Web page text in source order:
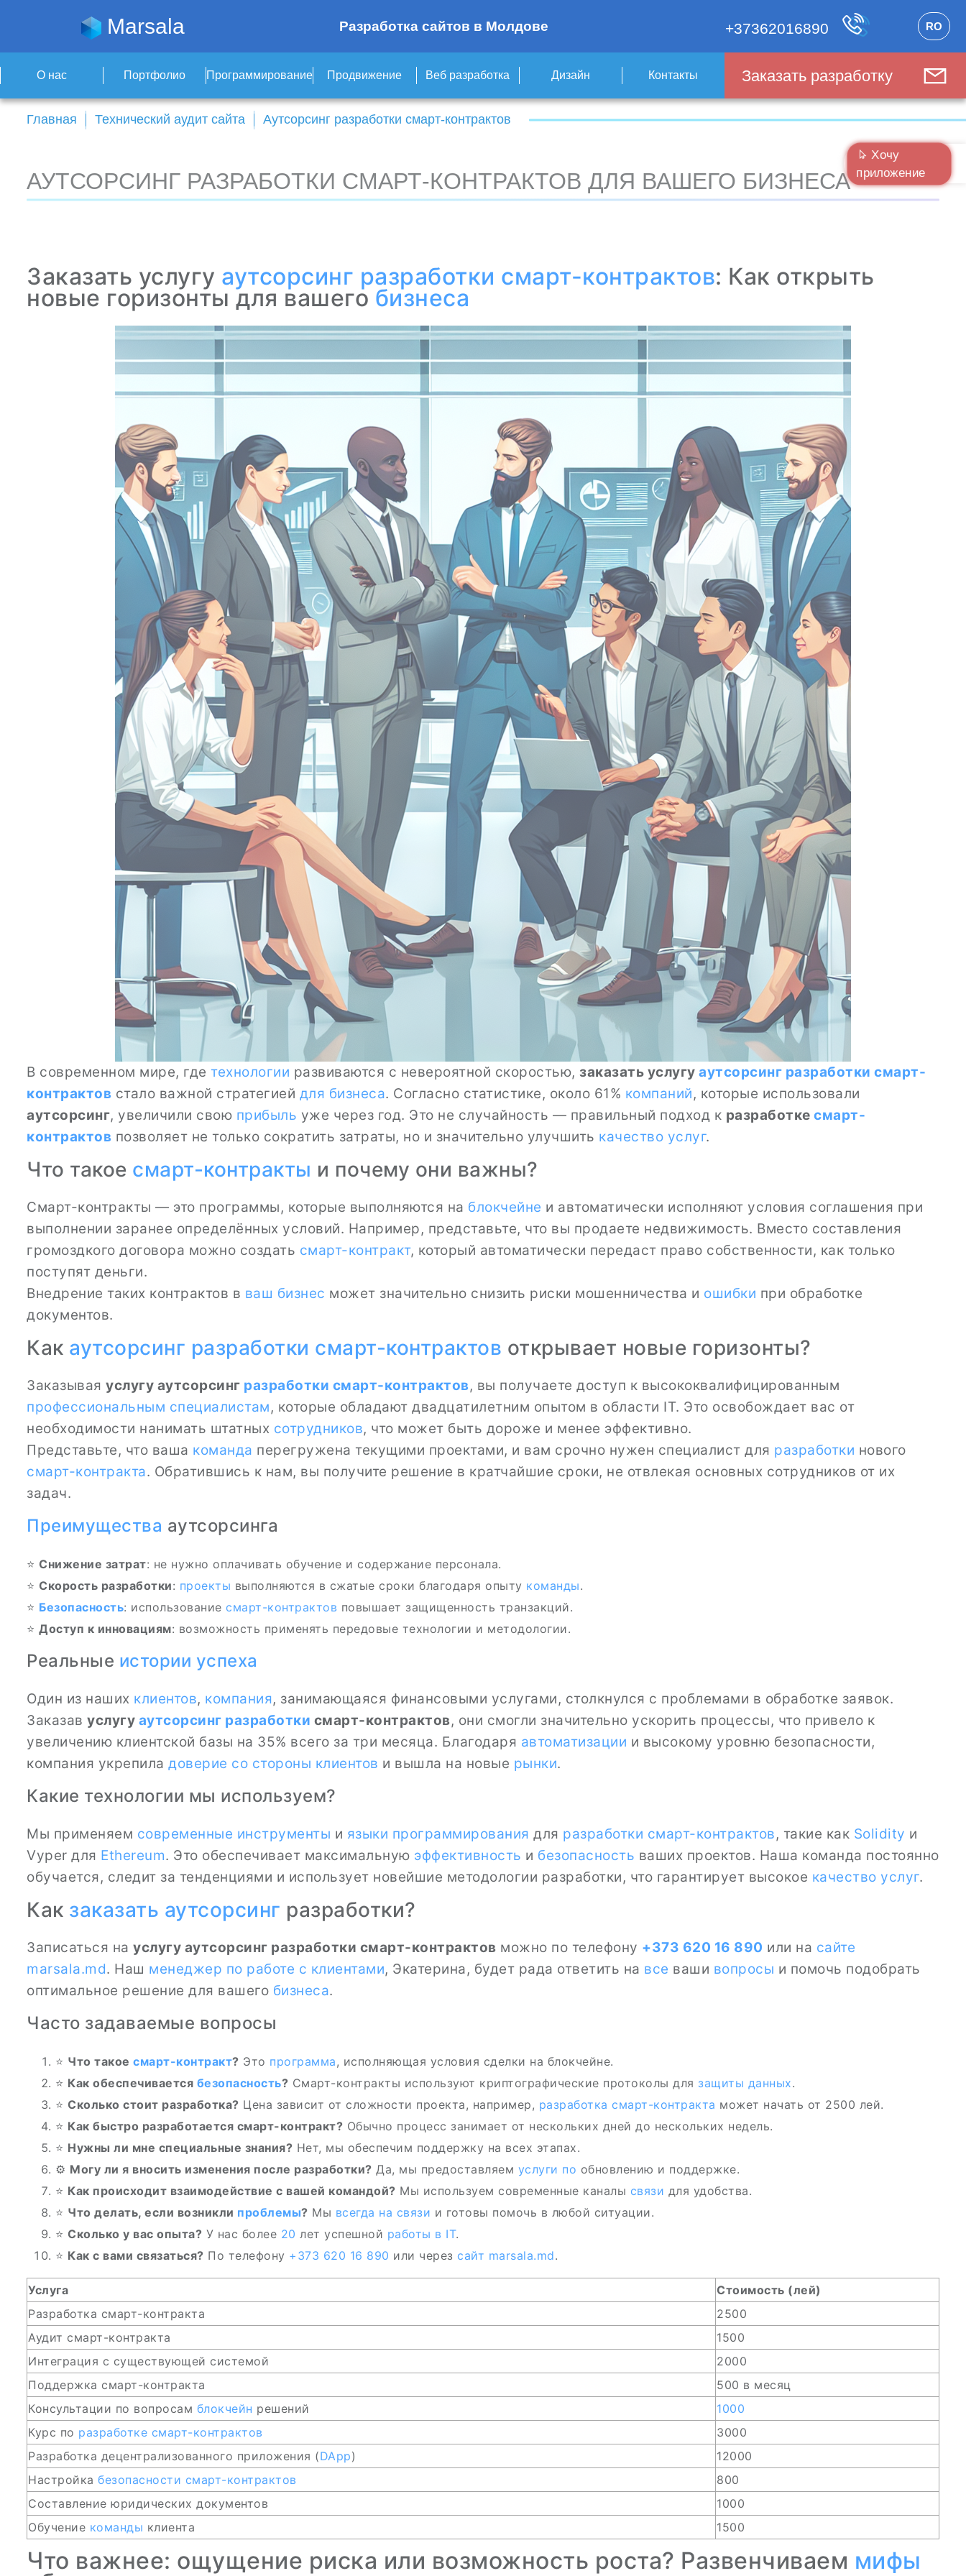
Marsala Разработка сайтов в Молдове +37362016890 RO
О нас Портфолио Программирование Продвижение Веб разработка Дизайн Контакты Заказать разработку
Главная Технический аудит сайта Аутсорсинг разработки смарт-контрактов
АУТСОРСИНГ РАЗРАБОТКИ СМАРТ-КОНТРАКТОВ ДЛЯ ВАШЕГО БИЗНЕСА
Заказать услугу аутсорсинг разработки смарт-контрактов: Как открыть
новые горизонты для вашего бизнеса
В современном мире, где технологии развиваются с невероятной скоростью, заказать услугу аутсорсинг разработки смарт-
контрактов стало важной стратегией для бизнеса. Согласно статистике, около 61% компаний, которые использовали
аутсорсинг, увеличили свою прибыль уже через год. Это не случайность — правильный подход к разработке смарт-
контрактов позволяет не только сократить затраты, но и значительно улучшить качество услуг.
Что такое смарт-контракты и почему они важны?
Смарт-контракты — это программы, которые выполняются на блокчейне и автоматически исполняют условия соглашения при
выполнении заранее определённых условий. Например, представьте, что вы продаете недвижимость. Вместо составления
громоздкого договора можно создать смарт-контракт, который автоматически передаст право собственности, как только
поступят деньги.
Внедрение таких контрактов в ваш бизнес может значительно снизить риски мошенничества и ошибки при обработке
документов.
Как аутсорсинг разработки смарт-контрактов открывает новые горизонты?
Заказывая услугу аутсорсинг разработки смарт-контрактов, вы получаете доступ к высококвалифицированным
профессиональным специалистам, которые обладают двадцатилетним опытом в области IT. Это освобождает вас от
необходимости нанимать штатных сотрудников, что может быть дороже и менее эффективно.
Представьте, что ваша команда перегружена текущими проектами, и вам срочно нужен специалист для разработки нового
смарт-контракта. Обратившись к нам, вы получите решение в кратчайшие сроки, не отвлекая основных сотрудников от их
задач.
Преимущества аутсорсинга
⭐ Снижение затрат: не нужно оплачивать обучение и содержание персонала.
⭐ Скорость разработки: проекты выполняются в сжатые сроки благодаря опыту команды.
⭐ Безопасность: использование смарт-контрактов повышает защищенность транзакций.
⭐ Доступ к инновациям: возможность применять передовые технологии и методологии.
Реальные истории успеха
Один из наших клиентов, компания, занимающаяся финансовыми услугами, столкнулся с проблемами в обработке заявок.
Заказав услугу аутсорсинг разработки смарт-контрактов, они смогли значительно ускорить процессы, что привело к
увеличению клиентской базы на 35% всего за три месяца. Благодаря автоматизации и высокому уровню безопасности,
компания укрепила доверие со стороны клиентов и вышла на новые рынки.
Какие технологии мы используем?
Мы применяем современные инструменты и языки программирования для разработки смарт-контрактов, такие как Solidity и
Vyper для Ethereum. Это обеспечивает максимальную эффективность и безопасность ваших проектов. Наша команда постоянно
обучается, следит за тенденциями и использует новейшие методологии разработки, что гарантирует высокое качество услуг.
Как заказать аутсорсинг разработки?
Записаться на услугу аутсорсинг разработки смарт-контрактов можно по телефону +373 620 16 890 или на сайте
marsala.md. Наш менеджер по работе с клиентами, Экатерина, будет рада ответить на все ваши вопросы и помочь подобрать
оптимальное решение для вашего бизнеса.
Часто задаваемые вопросы
⭐ Что такое смарт-контракт? Это программа, исполняющая условия сделки на блокчейне.
⭐️ Как обеспечивается безопасность? Смарт-контракты используют криптографические протоколы для защиты данных.
⭐ Сколько стоит разработка? Цена зависит от сложности проекта, например, разработка смарт-контракта может начать от 2500 лей.
⭐ Как быстро разработается смарт-контракт? Обычно процесс занимает от нескольких дней до нескольких недель.
⭐ Нужны ли мне специальные знания? Нет, мы обеспечим поддержку на всех этапах.
⚙️ Могу ли я вносить изменения после разработки? Да, мы предоставляем услуги по обновлению и поддержке.
⭐ Как происходит взаимодействие с вашей командой? Мы используем современные каналы связи для удобства.
⭐ Что делать, если возникли проблемы? Мы всегда на связи и готовы помочь в любой ситуации.
⭐ Сколько у вас опыта? У нас более 20 лет успешной работы в IT.
⭐ Как с вами связаться? По телефону +373 620 16 890 или через сайт marsala.md.
Услуга
Стоимость (лей)
Разработка смарт-контракта
2500
Аудит смарт-контракта
1500
Интеграция с существующей системой
2000
Поддержка смарт-контракта
500 в месяц
Консультации по вопросам блокчейн решений
1000
Курс по разработке смарт-контрактов
3000
Разработка децентрализованного приложения (DApp)
12000
Настройка безопасности смарт-контрактов
800
Составление юридических документов
1000
Обучение команды клиента 1500
Что важнее: ощущение риска или возможность роста? Развенчиваем мифы
Хочу
приложение